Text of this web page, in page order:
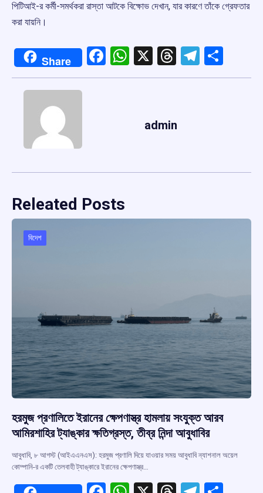
পিটিআই-র কর্মী-সমর্থকরা রাস্তা আটকে বিক্ষোভ দেখান, যার কারণে তাঁকে গ্রেফতার
করা যায়নি।
Share Facebook
WhatsApp
X Threads
admin
Releated Posts
বিদেশ
হরমুজ প্রণালিতে ইরানের ক্ষেপণাস্ত্র হামলায় সংযুক্ত আরব
আমিরশাহির ট্যাঙ্কার ক্ষতিগ্রস্ত, তীব্র নিন্দা আবুধাবির
আবুধাবি, ৮ আগস্ট (আইএএনএস): হরমুজ প্রণালি দিয়ে যাওয়ার সময় আবুধাবি ন্যাশনাল অয়েল
কোম্পানি-র একটি তেলবাহী ট্যাঙ্কারে ইরানের ক্ষেপণাস্ত্র…